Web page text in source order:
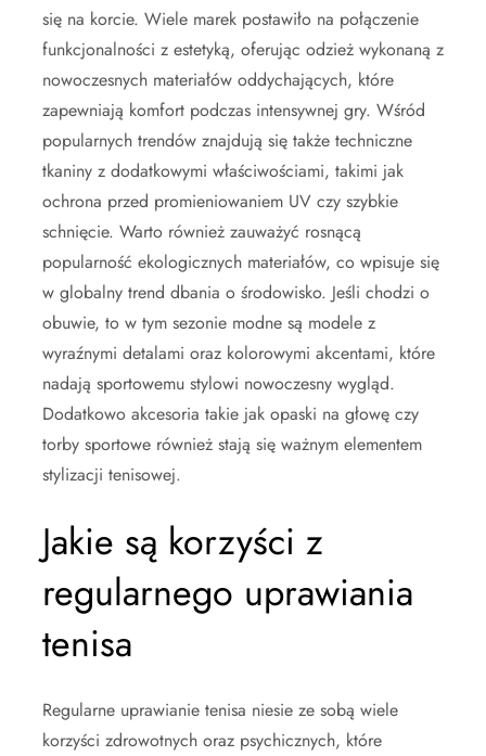
się na korcie. Wiele marek postawiło na połączenie
funkcjonalności z estetyką, oferując odzież wykonaną z
nowoczesnych materiałów oddychających, które
zapewniają komfort podczas intensywnej gry. Wśród
popularnych trendów znajdują się także techniczne
tkaniny z dodatkowymi właściwościami, takimi jak
ochrona przed promieniowaniem UV czy szybkie
schnięcie. Warto również zauważyć rosnącą
popularność ekologicznych materiałów, co wpisuje się
w globalny trend dbania o środowisko. Jeśli chodzi o
obuwie, to w tym sezonie modne są modele z
wyraźnymi detalami oraz kolorowymi akcentami, które
nadają sportowemu stylowi nowoczesny wygląd.
Dodatkowo akcesoria takie jak opaski na głowę czy
torby sportowe również stają się ważnym elementem
stylizacji tenisowej.
Jakie są korzyści z
regularnego uprawiania
tenisa
Regularne uprawianie tenisa niesie ze sobą wiele
korzyści zdrowotnych oraz psychicznych, które